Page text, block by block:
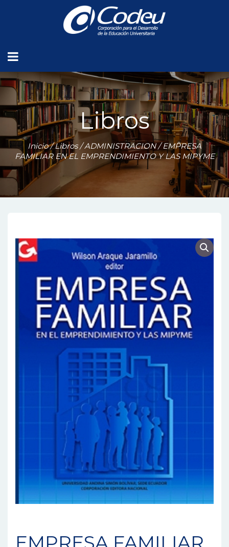
Libros
Inicio/Libros/ADMINISTRACION/ EMPRESA
FAMILIAR EN EL EMPRENDIMIENTO Y LAS MIPYME
EMPRESA FAMILIAR